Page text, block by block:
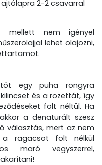
2-2 csavarral
mellett nem igényel
lehet olajozni,
egy puha rongyra
és a rozettát, így
folt néltül. Ha
a denaturált szesz
választás, mert az nem
ragacsot folt nélkül
maró vegyszerrel,